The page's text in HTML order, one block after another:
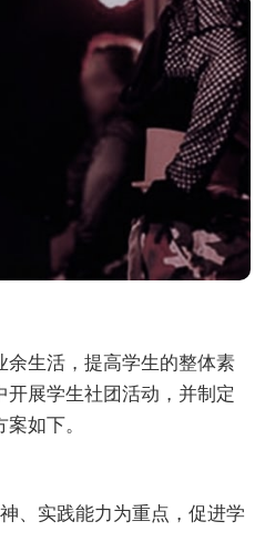
生活，提高学生的整体素
开展学生社团活动，并制定
如下。
实践能力为重点，促进学